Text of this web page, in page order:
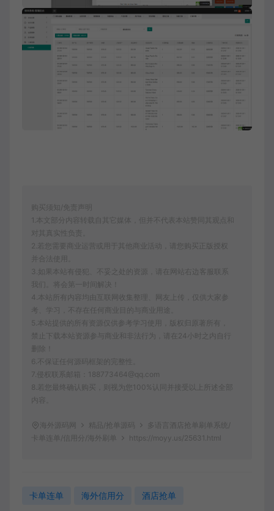
购买须知/免责声明
1.本文部分内容转载自其它媒体，但并不代表本站赞同其观点和
对其真实性负责。
2.若您需要商业运营或用于其他商业活动，请您购买正版授权
并合法使用。
3.如果本站有侵犯、不妥之处的资源，请在网站右边客服联系
我们。将会第一时间解决！
4.本站所有内容均由互联网收集整理、网友上传，仅供大家参
考、学习，不存在任何商业目的与商业用途。
5.本站提供的所有资源仅供参考学习使用，版权归原著所有，
禁止下载本站资源参与商业和非法行为，请在24小时之内自行
删除！
6.不保证任何源码框架的完整性。
7.侵权联系邮箱：188773464@qq.com
8.若您最终确认购买，则视为您100%认同并接受以上所述全部
内容。
海外源码网 精品/抢单源码
多语言酒店抢单刷单系统/
卡单连单/信用分/海外刷单
https://moyy.us/25631.html
卡单连单 海外信用分 酒店抢单